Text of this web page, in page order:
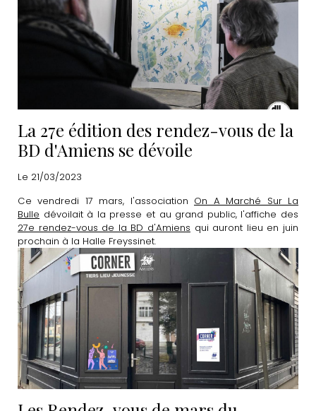
La 27e édition des rendez-vous de la
BD d'Amiens se dévoile
Le 21/03/2023
Ce vendredi 17 mars, l'association On A Marché Sur La
Bulle dévoilait à la presse et au grand public, l'affiche des
27e rendez-vous de la BD d'Amiens qui auront lieu en juin
prochain à la Halle Freyssinet.